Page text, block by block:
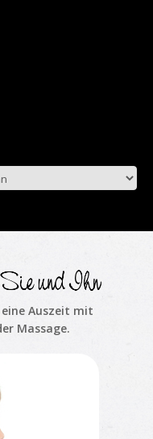
eine Auszeit mit
Massage.